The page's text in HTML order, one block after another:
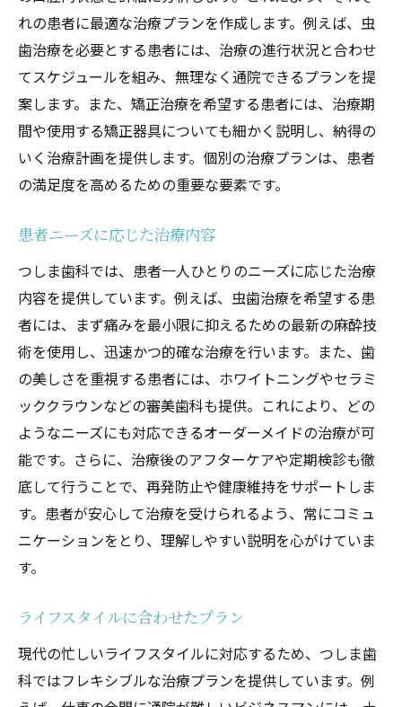
れの患者に最適な治療プランを作成します。例えば、虫
歯治療を必要とする患者には、治療の進行状況と合わせ
てスケジュールを組み、無理なく通院できるプランを提
案します。また、矯正治療を希望する患者には、治療期
間や使用する矯正器具についても細かく説明し、納得の
いく治療計画を提供します。個別の治療プランは、患者
の満足度を高めるための重要な要素です。
患者ニーズに応じた治療内容
つしま歯科では、患者一人ひとりのニーズに応じた治療
内容を提供しています。例えば、虫歯治療を希望する患
者には、まず痛みを最小限に抑えるための最新の麻酔技
術を使用し、迅速かつ的確な治療を行います。また、歯
の美しさを重視する患者には、ホワイトニングやセラミ
ッククラウンなどの審美歯科も提供。これにより、どの
ようなニーズにも対応できるオーダーメイドの治療が可
能です。さらに、治療後のアフターケアや定期検診も徹
底して行うことで、再発防止や健康維持をサポートしま
す。患者が安心して治療を受けられるよう、常にコミュ
ニケーションをとり、理解しやすい説明を心がけていま
す。
ライフスタイルに合わせたプラン
現代の忙しいライフスタイルに対応するため、つしま歯
科ではフレキシブルな治療プランを提供しています。例